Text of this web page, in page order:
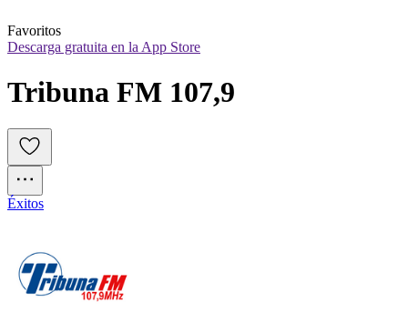
Favoritos
Descarga gratuita en la App Store
Tribuna FM 107,9
Éxitos